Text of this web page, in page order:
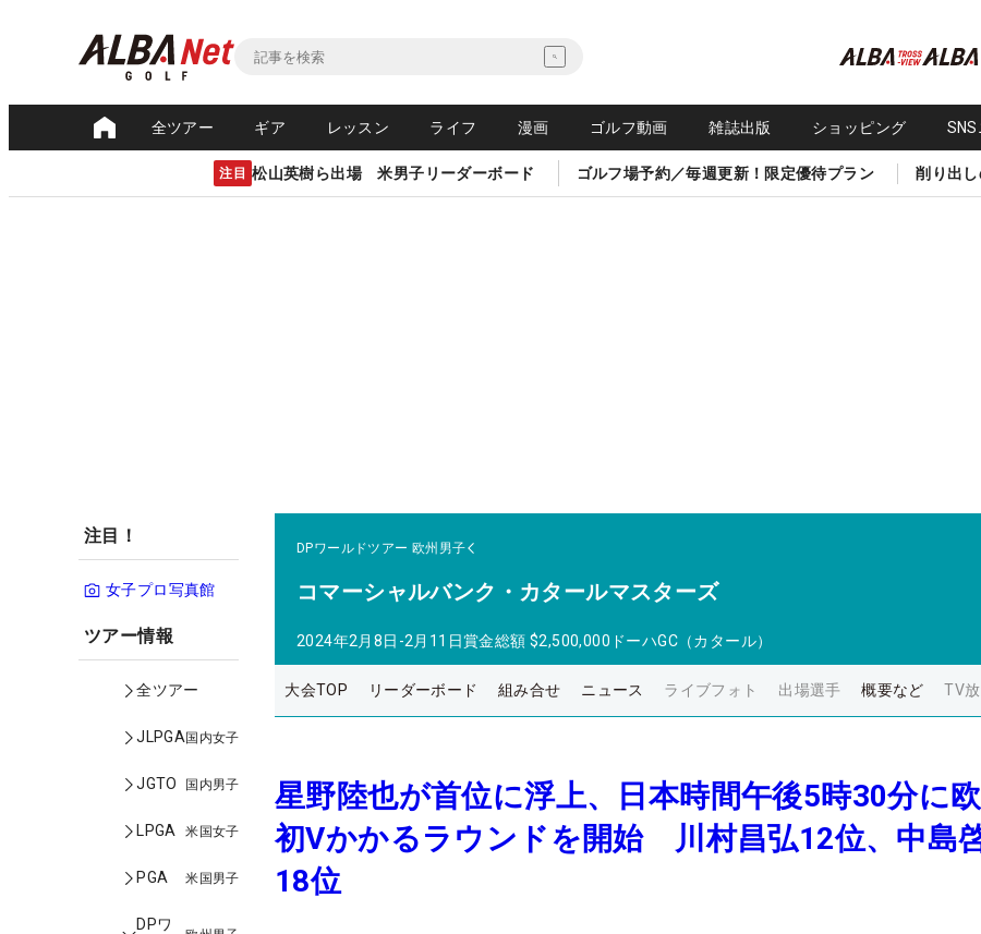
全ツアー ギア レッスン ライフ 漫画 ゴルフ動画 雑誌出版 ショッピング
注目 松山英樹ら出場 米男子リーダーボード ゴルフ場予約／毎週更新！限定優待プラン 削り出
注目！
女子プロ写真館
ツアー情報
全ツアー
JLPGA国内女子
JGTO 国内男子
LPGA 米国女子
PGA 米国男子
DPワ
DPワールドツアー 欧州男子
コマーシャルバンク・カタールマスターズ
2024年2月8日-2月11日賞金総額 $2,500,000 ドーハGC（カタール）
大会TOP リーダーボード 組み合せ ニュース ライブフォト 出場選手 概要など TV
星野陸也が首位に浮上、日本時間午後5時30分に
初Vかかるラウンドを開始 川村昌弘12位、中島
18位